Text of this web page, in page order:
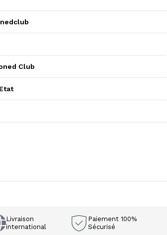
Club
Livraison
international
Paiement 100%
Sécurisé